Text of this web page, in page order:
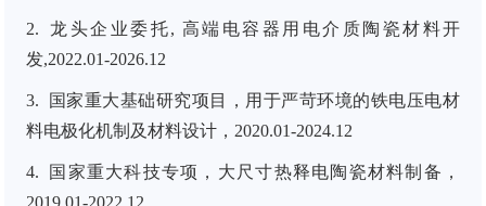
2.
龙头企业委托, 高端电容器用电介质陶瓷材料开
发,2022.01-2026.12
3.
国家重大基础研究项目，用于严苛环境的铁电压电材
料电极化机制及材料设计，2020.01-2024.12
4.
国家重大科技专项，大尺寸热释电陶瓷材料制备，